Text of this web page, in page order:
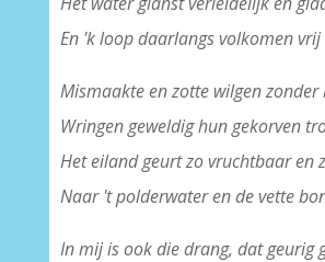
En 'k loop daarlangs volkomen vrij
Mismaakte en zotte wilgen zonder
Wringen geweldig hun gekorven
Het eiland geurt zo vruchtbaar en
Naar 't polderwater en de vette
In mij is ook die drang, dat geurig